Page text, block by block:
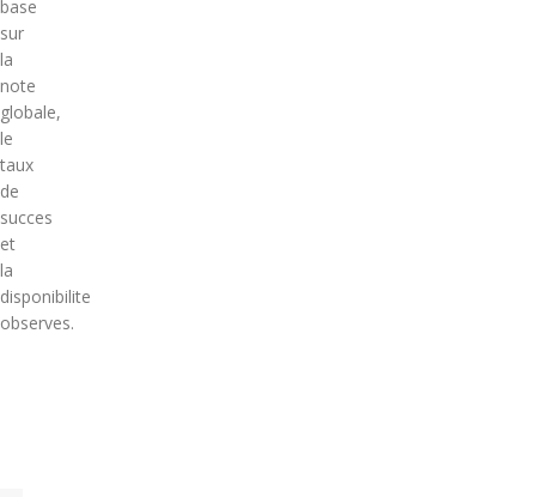
base
sur
la
note
globale,
le
taux
de
succes
et
la
disponibilite
observes.